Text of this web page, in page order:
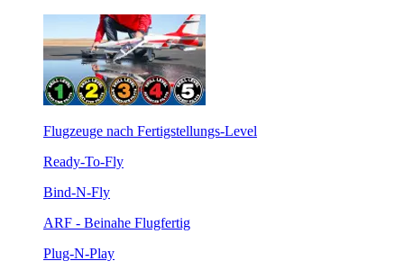
Flugzeuge nach Fertigstellungs-Level
Ready-To-Fly
Bind-N-Fly
ARF - Beinahe Flugfertig
Plug-N-Play